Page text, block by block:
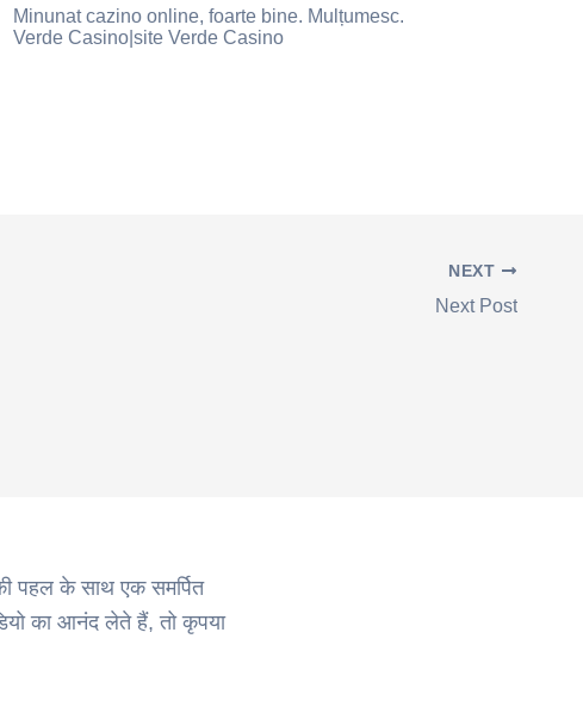
Minunat cazino online, foarte bine. Mulțumesc.
Verde Casino|site Verde Casino
NEXT
Next Post
पहल के साथ एक समर्पित
का आनंद लेते हैं, तो कृपया